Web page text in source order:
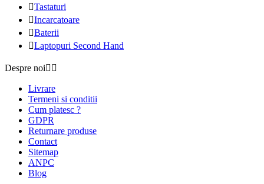
Tastaturi
Incarcatoare
Baterii
Laptopuri Second Hand
Despre noi 
Livrare
Termeni si conditii
Cum platesc ?
GDPR
Returnare produse
Contact
Sitemap
ANPC
Blog